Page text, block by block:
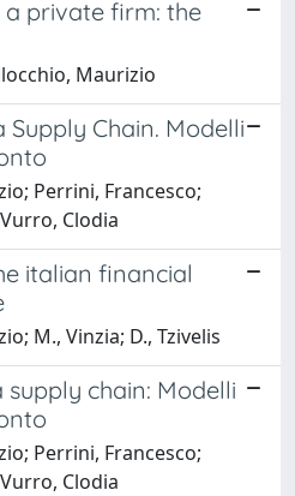
private firm: the
Maurizio
Chain. Modelli
Perrini, Francesco;
Clodia
italian financial
M., Vinzia; D., Tzivelis
chain: Modelli
Perrini, Francesco;
Clodia